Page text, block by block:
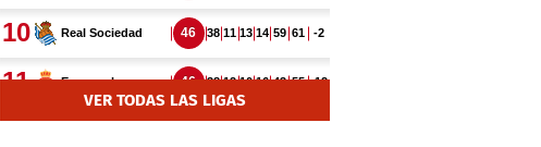
VER TODAS LAS LIGAS